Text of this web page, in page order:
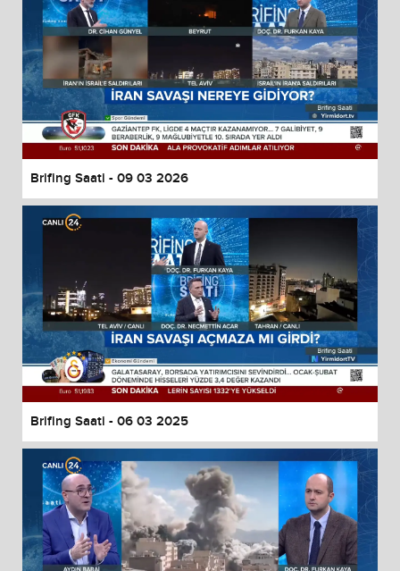
Brifing Saati - 09 03 2026
Brifing Saati - 06 03 2025